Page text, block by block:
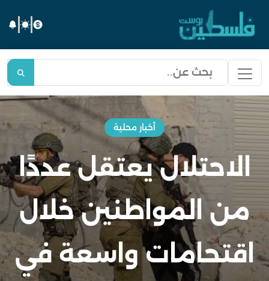
أخبار محلية
الاحتلال يعتقل عددًا
من المواطنين خلال
اقتحامات واسعة في